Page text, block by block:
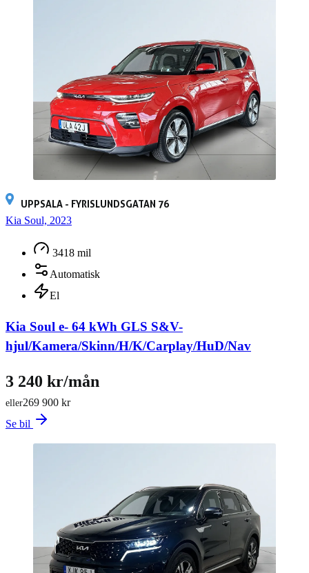
UPPSALA - FYRISLUNDSGATAN 76
Kia Soul, 2023
3418 mil
Automatisk
El
Kia Soul e- 64 kWh GLS S&V-
hjul/Kamera/Skinn/H/K/Carplay/HuD/Nav
269 900 kr
eller
3 240 kr/mån
Se bil